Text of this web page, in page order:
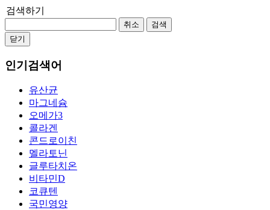
검색하기
취소
검색
닫기
인기검색어
유산균
마그네슘
오메가3
콜라겐
콘드로이친
멜라토닌
글루타치온
비타민D
코큐텐
국민영양